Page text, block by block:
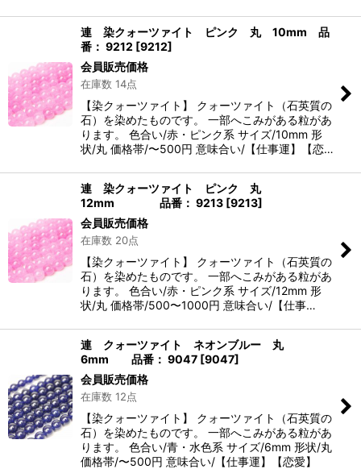
連 染クォーツァイト ピンク 丸 10mm 品
番： 9212 [9212]
会員販売価格
在庫数 14点
【染クォーツァイト】 クォーツァイト（石英質の
石）を染めたものです。 一部へこみがある粒があ
ります。 色合い/赤・ピンク系 サイズ/10mm 形
状/丸 価格帯/〜500円 意味合い/【仕事運】【恋…
連 染クォーツァイト ピンク 丸
12mm 品番： 9213 [9213]
会員販売価格
在庫数 20点
【染クォーツァイト】 クォーツァイト（石英質の
石）を染めたものです。 一部へこみがある粒があ
ります。 色合い/赤・ピンク系 サイズ/12mm 形
状/丸 価格帯/500〜1000円 意味合い/【仕事…
連 クォーツァイト ネオンブルー 丸
6mm 品番： 9047 [9047]
会員販売価格
在庫数 12点
【染クォーツァイト】 クォーツァイト（石英質の
石）を染めたものです。 一部へこみがある粒があ
ります。 色合い/青・水色系 サイズ/6mm 形状/丸
価格帯/〜500円 意味合い/【仕事運】【恋愛】